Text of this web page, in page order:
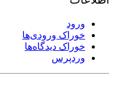
ورود
خوراک ورودی‌ها
خوراک دیدگاه‌ها
وردپرس